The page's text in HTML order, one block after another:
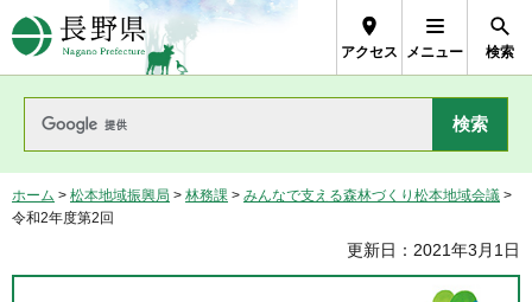
長野県Nagano Prefecture
アクセス メニュー 検索
ホーム > 松本地域振興局 > 林務課 > みんなで支える森林づくり松本地域会議 >
令和2年度第2回
更新日：2021年3月1日